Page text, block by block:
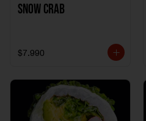
Snow Crab
$7.990